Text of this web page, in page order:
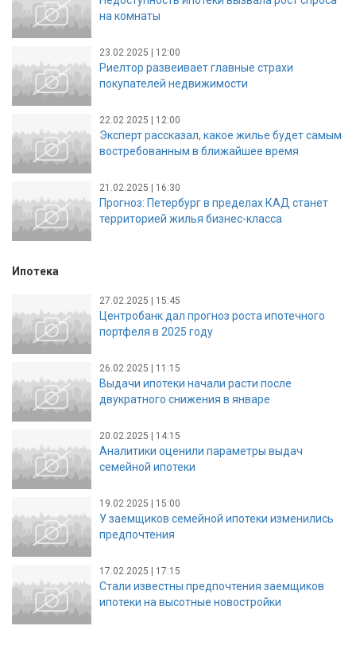
на комнаты
23.02.2025 | 12:00
Риелтор развеивает главные страхи
покупателей недвижимости
22.02.2025 | 12:00
Эксперт рассказал, какое жилье будет самым
востребованным в ближайшее время
21.02.2025 | 16:30
Прогноз: Петербург в пределах КАД станет
территорией жилья бизнес-класса
Ипотека
27.02.2025 | 15:45
Центробанк дал прогноз роста ипотечного
портфеля в 2025 году
26.02.2025 | 11:15
Выдачи ипотеки начали расти после
двукратного снижения в январе
20.02.2025 | 14:15
Аналитики оценили параметры выдач
семейной ипотеки
19.02.2025 | 15:00
У заемщиков семейной ипотеки изменились
предпочтения
17.02.2025 | 17:15
Стали известны предпочтения заемщиков
ипотеки на высотные новостройки